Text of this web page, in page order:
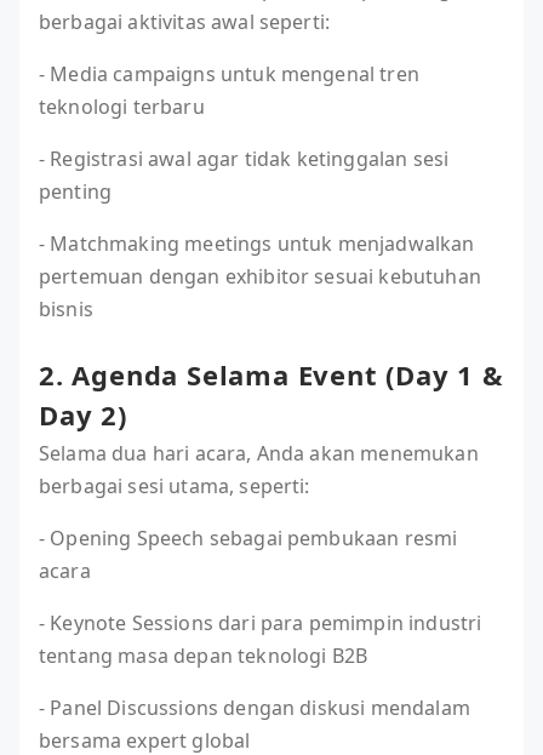
berbagai aktivitas awal seperti:
- Media campaigns untuk mengenal tren
teknologi terbaru
- Registrasi awal agar tidak ketinggalan sesi
penting
- Matchmaking meetings untuk menjadwalkan
pertemuan dengan exhibitor sesuai kebutuhan
bisnis
2. Agenda Selama Event (Day 1 &
Day 2)
Selama dua hari acara, Anda akan menemukan
berbagai sesi utama, seperti:
- Opening Speech sebagai pembukaan resmi
acara
- Keynote Sessions dari para pemimpin industri
tentang masa depan teknologi B2B
- Panel Discussions dengan diskusi mendalam
bersama expert global